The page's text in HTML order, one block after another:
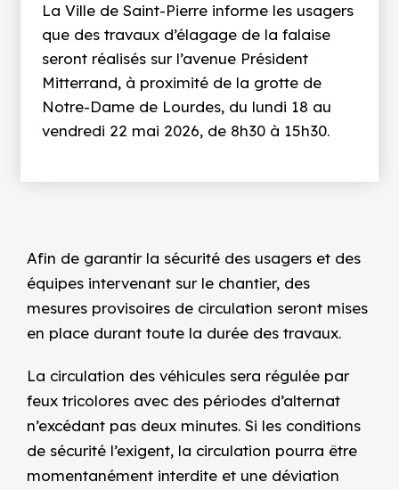
La Ville de Saint-Pierre informe les usagers
que des travaux d’élagage de la falaise
seront réalisés sur l’avenue Président
Mitterrand, à proximité de la grotte de
Notre-Dame de Lourdes, du lundi 18 au
vendredi 22 mai 2026, de 8h30 à 15h30.
Afin de garantir la sécurité des usagers et des
équipes intervenant sur le chantier, des
mesures provisoires de circulation seront mises
en place durant toute la durée des travaux.
La circulation des véhicules sera régulée par
feux tricolores avec des périodes d’alternat
n’excédant pas deux minutes. Si les conditions
de sécurité l’exigent, la circulation pourra être
momentanément interdite et une déviation